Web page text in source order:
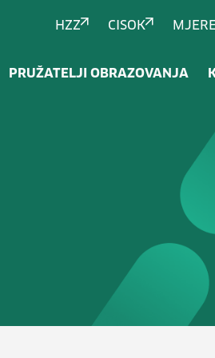
HZZ CISOK
PRUŽATELJI OBRAZOVANJA